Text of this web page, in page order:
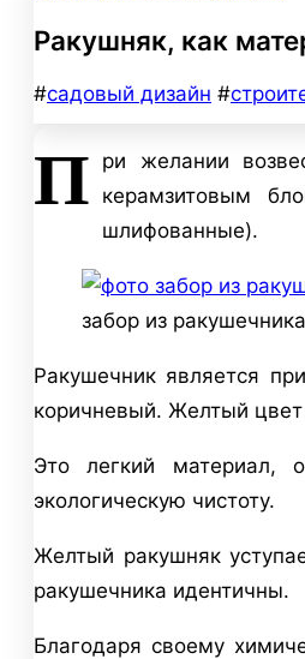
Ракушняк, как
#садовый дизайн #
П ри желании
керамзитовым
шлифованные).
забор из ракушечника
Ракушечник является
коричневый. Желтый цвет
Это легкий материал,
экологическую чистоту.
Желтый ракушняк
ракушечника идентичны.
Благодаря своему